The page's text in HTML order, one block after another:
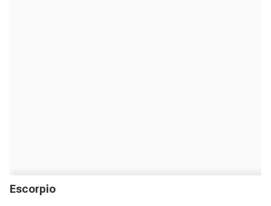
Escorpio